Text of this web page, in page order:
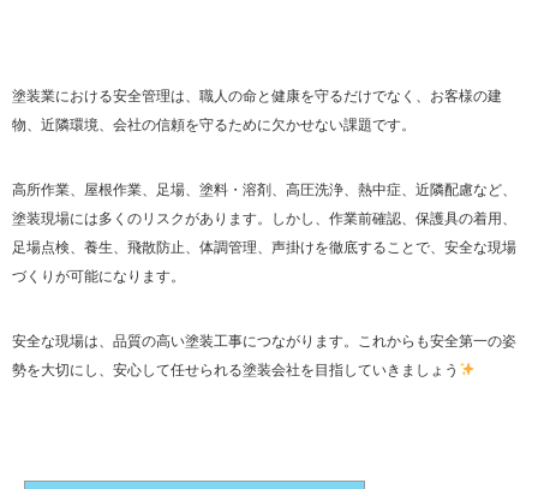
塗装業における安全管理は、職人の命と健康を守るだけでなく、お客様の建
物、近隣環境、会社の信頼を守るために欠かせない課題です。
高所作業、屋根作業、足場、塗料・溶剤、高圧洗浄、熱中症、近隣配慮など、
塗装現場には多くのリスクがあります。しかし、作業前確認、保護具の着用、
足場点検、養生、飛散防止、体調管理、声掛けを徹底することで、安全な現場
づくりが可能になります。
安全な現場は、品質の高い塗装工事につながります。これからも安全第一の姿
勢を大切にし、安心して任せられる塗装会社を目指していきましょう